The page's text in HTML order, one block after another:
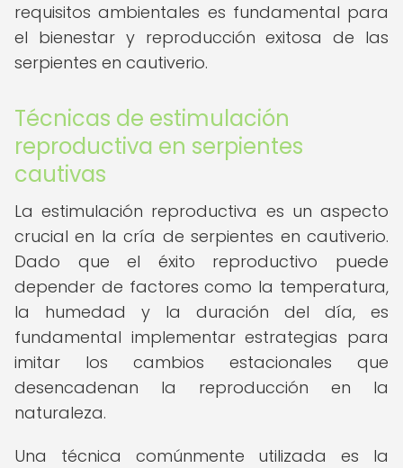
requisitos ambientales es fundamental para
el bienestar y reproducción exitosa de las
serpientes en cautiverio.
Técnicas de estimulación
reproductiva en serpientes
cautivas
La estimulación reproductiva es un aspecto
crucial en la cría de serpientes en cautiverio.
Dado que el éxito reproductivo puede
depender de factores como la temperatura,
la humedad y la duración del día, es
fundamental implementar estrategias para
imitar los cambios estacionales que
desencadenan la reproducción en la
naturaleza.
Una técnica comúnmente utilizada es la